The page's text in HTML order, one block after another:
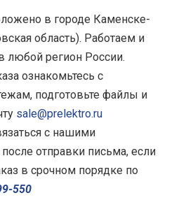
в городе Каменске-
область). Работаем и
любой регион России.
ознакомьтесь с
подготовьте файлы и
sale@prelektro.ru
с нашими
отправки письма, если
в срочном порядке по
550